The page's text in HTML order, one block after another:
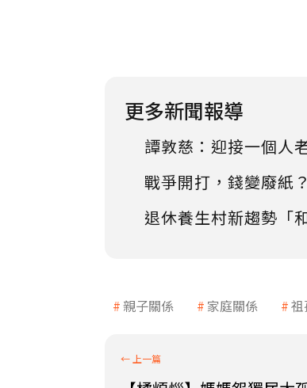
更多新聞報導
譚敦慈：迎接一個人
戰爭開打，錢變廢紙
退休養生村新趨勢「
親子關係 家庭關係